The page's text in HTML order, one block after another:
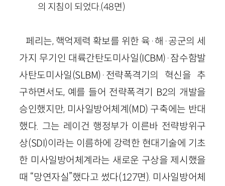
의 지침이 되었다.(48면)
페리는, 핵억제력 확보를 위한 육 ·해 ·공군의 세
가지 무기인 대륙간탄도미사일(ICBM) ·잠수함발
사탄도미사일(SLBM) · 전략폭격기의 혁신을 추
구하면서도, 예를 들어 전략폭격기 B2의 개발을
승인했지만, 미사일방어체계(MD) 구축에는 반대
했다. 그는 레이건 행정부가 이른바 전략방위구
상(SDI)이라는 이름하에 강력한 현대기술에 기초
한 미사일방어체계라는 새로운 구상을 제시했을
때 “망연자실”했다고 썼다(127면). 미사일방어체